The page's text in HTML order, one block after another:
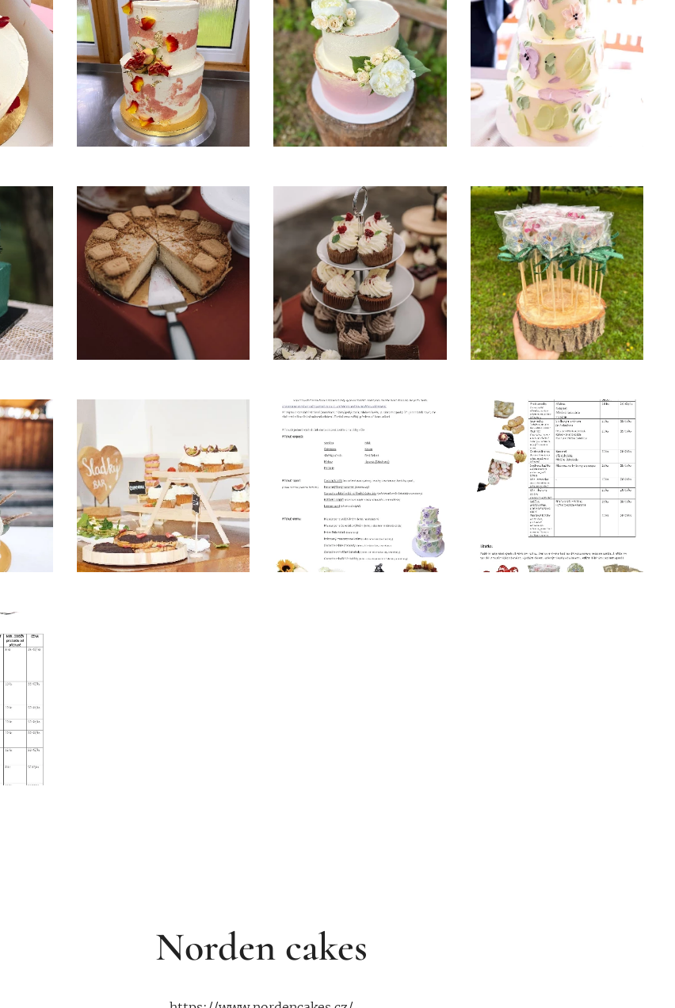
Norden cakes